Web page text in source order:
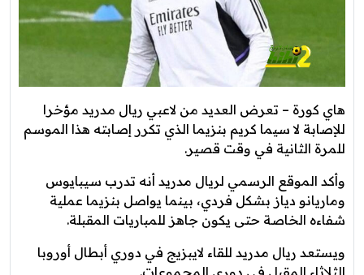
هاي كورة – تعرض العديد من لاعبي ريال مدريد مؤخرا
للإصابة لا سيما كريم بنزيما الذي تكرر إصابته هذا الموسم
للمرة الثانية في وقت قصير.
وأكد الموقع الرسمي لريال مدريد أنه تدرب سيبايوس
وماريانو دياز بشكل فردي، بينما يواصل بنزيما عملية
شفاءه الخاصة حتى يكون جاهز للمباريات المقبلة.
ويستعد ريال مدريد للقاء لايبزيج في دوري أبطال أوروبا